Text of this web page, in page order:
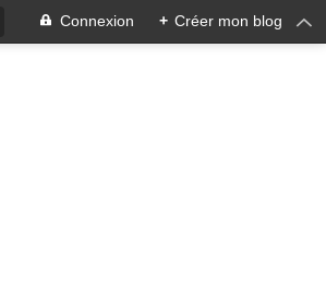
Connexion + Créer mon blog